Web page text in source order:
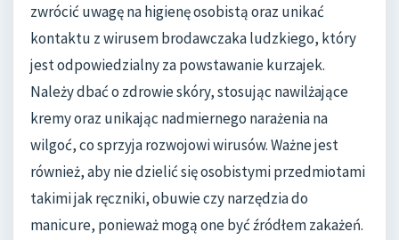
zwrócić uwagę na higienę osobistą oraz unikać
kontaktu z wirusem brodawczaka ludzkiego, który
jest odpowiedzialny za powstawanie kurzajek.
Należy dbać o zdrowie skóry, stosując nawilżające
kremy oraz unikając nadmiernego narażenia na
wilgoć, co sprzyja rozwojowi wirusów. Ważne jest
również, aby nie dzielić się osobistymi przedmiotami
takimi jak ręczniki, obuwie czy narzędzia do
manicure, ponieważ mogą one być źródłem zakażeń.